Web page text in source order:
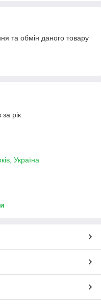
та обмін даного товару
рік
Україна